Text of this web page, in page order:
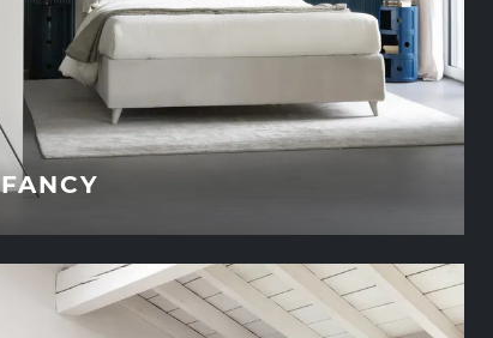
FANCY